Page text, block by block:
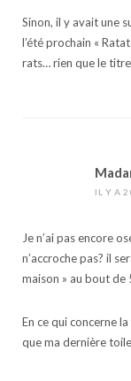
Sinon, il y avait une
l’été prochain «
rats… rien que le titre
IL Y A
Je n’ai pas encore
n’accroche pas? il
maison » au bout de
En ce qui concerne
que ma dernière